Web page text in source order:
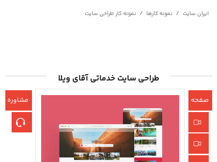
ایران سایت / نمونه کارها / نمونه کار طراحی سایت
طراحی سایت خدماتی آقای ویلا
صفحه
اصلی
مشاوره